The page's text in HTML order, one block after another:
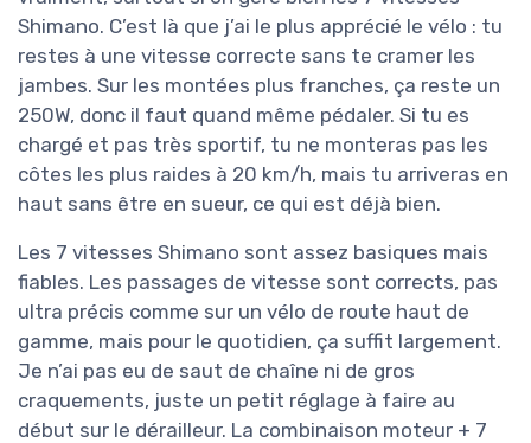
Shimano. C’est là que j’ai le plus apprécié le vélo : tu
restes à une vitesse correcte sans te cramer les
jambes. Sur les montées plus franches, ça reste un
250W, donc il faut quand même pédaler. Si tu es
chargé et pas très sportif, tu ne monteras pas les
côtes les plus raides à 20 km/h, mais tu arriveras en
haut sans être en sueur, ce qui est déjà bien.
Les 7 vitesses Shimano sont assez basiques mais
fiables. Les passages de vitesse sont corrects, pas
ultra précis comme sur un vélo de route haut de
gamme, mais pour le quotidien, ça suffit largement.
Je n’ai pas eu de saut de chaîne ni de gros
craquements, juste un petit réglage à faire au
début sur le dérailleur. La combinaison moteur + 7